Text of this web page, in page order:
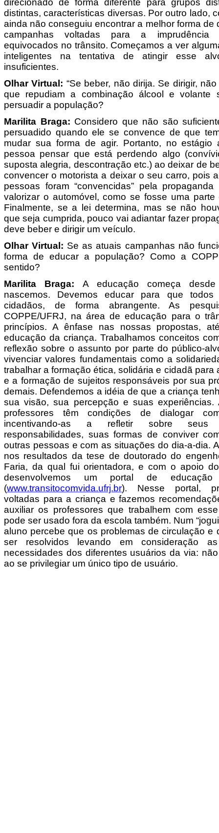
direcionado de forma diferente para grupos
distintas, características diversas. Por outro lado,
ainda não conseguiu encontrar a melhor forma de
campanhas voltadas para a imprudência
equivocados no trânsito. Começamos a ver
inteligentes na tentativa de atingir esse
insuficientes.
Olhar Virtual: “Se beber, não dirija. Se dirigir,
que repudiam a combinação álcool e volante
persuadir a população?
Marilita Braga: Considero que não são
persuadido quando ele se convence de que
mudar sua forma de agir. Portanto, no
pessoa pensar que está perdendo algo
suposta alegria, descontração etc.) ao deixar de
convencer o motorista a deixar o seu carro, pois
pessoas foram “convencidas” pela
valorizar o automóvel, como se fosse uma parte
Finalmente, se a lei determina, mas se não
que seja cumprida, pouco vai adiantar fazer
deve beber e dirigir um veículo.
Olhar Virtual: Se as atuais campanhas não
forma de educar a população? Como a
sentido?
Marilita Braga: A educação começa
nascemos. Devemos educar para que todos
cidadãos, de forma abrangente. As
COPPE/UFRJ, na área de educação para o
princípios. A ênfase nas nossas propostas,
educação da criança. Trabalhamos conceitos
reflexão sobre o assunto por parte do público-
vivenciar valores fundamentais como a
trabalhar a formação ética, solidária e cidadã para
e a formação de sujeitos responsáveis por sua
demais. Defendemos a idéia de que a criança
sua visão, sua percepção e suas
professores têm condições de dialogar
incentivando-as a refletir sobre seus
responsabilidades, suas formas de conviver
outras pessoas e com as situações do dia-a-dia.
nos resultados da tese de doutorado do
Faria, da qual fui orientadora, e com o apoio
desenvolvemos um portal de
(www.transitocomvida.ufrj.br). Nesse portal,
voltadas para a criança e fazemos
auxiliar os professores que trabalhem com
pode ser usado fora da escola também. Num
aluno percebe que os problemas de circulação e
ser resolvidos levando em consideração
necessidades dos diferentes usuários da via:
ao se privilegiar um único tipo de usuário.